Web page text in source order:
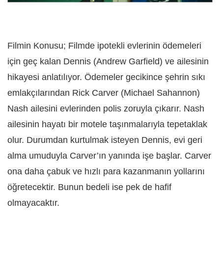
Filmin Konusu; Filmde ipotekli evlerinin ödemeleri
için geç kalan Dennis (Andrew Garfield) ve ailesinin
hikayesi anlatılıyor. Ödemeler gecikince şehrin sıkı
emlakçılarından Rick Carver (Michael Sahannon)
Nash ailesini evlerinden polis zoruyla çıkarır. Nash
ailesinin hayatı bir motele taşınmalarıyla tepetaklak
olur. Durumdan kurtulmak isteyen Dennis, evi geri
alma umuduyla Carver’ın yanında işe başlar. Carver
ona daha çabuk ve hızlı para kazanmanın yollarını
öğretecektir. Bunun bedeli ise pek de hafif
olmayacaktır.